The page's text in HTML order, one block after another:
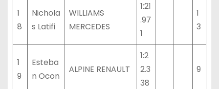
1
8
Nichola
s Latifi
WILLIAMS
MERCEDES
1:21
.97
1
1
3
1
9
Esteba
n Ocon
ALPINE RENAULT
1:2
2.3
38
9